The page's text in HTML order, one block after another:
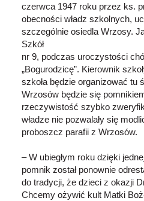
czerwca 1947 roku przez ks.
obecności władz szkolnych,
szczególnie osiedla Wrzosy.
Szkół
nr 9, podczas uroczystości
„Bogurodzicę”. Kierownik
szkoła będzie organizować tu
Wrzosów będzie się
rzeczywistość szybko
władze nie pozwalały się
proboszcz parafii z Wrzosów.
– W ubiegłym roku dzięki
pomnik został ponownie
do tradycji, że dzieci z okazji
Chcemy ożywić kult Matki